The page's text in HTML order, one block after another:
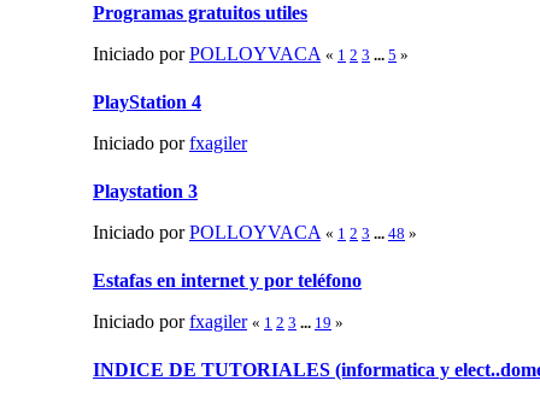
Programas gratuitos utiles
Iniciado porPOLLOYVACA « 1 2 3 ... 5 »
PlayStation 4
Iniciado porfxagiler
Playstation 3
Iniciado porPOLLOYVACA « 1 2 3 ... 48 »
Estafas en internet y por teléfono
Iniciado porfxagiler « 1 2 3 ... 19 »
INDICE DE TUTORIALES (informatica y